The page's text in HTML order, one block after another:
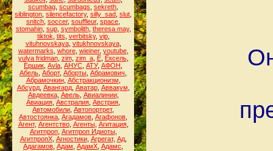
scumbag scumbags sekreth
siblington silencefactory, silly_sad slut
snitch soccer, souffleur, space
stomahin, sup, symbolith, theresa may,
tiktok tits verbitsky, vip,
vituhnovskaya, vitukhnovskaya,
watermarks whore, wieiner, youtube,
yulya fridman, zim, zim_a, Ё, Ёксель,
Ёршик Аvla АНУС АТУ, АФОН
Абель Аборт, Аборты Абрамович
Абрамочкин, Абстракционизм
Абсурд, Авангард, Аватар, Аввакум
Авдеевка, Авель, Авиалинии,
Авиация Австралия Австрия
Автомобили Автопортрет,
Автостоянка Агадамов Агафонов
Агент, Агентство, Агенты, Агитация,
Агитпроп, Агитпроп Идиоты,
АгитпропХ, Агностики, Агрегат, Ад,
Адагамов Адам АдамХ Адамс